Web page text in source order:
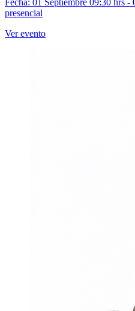
presencial
Ver evento